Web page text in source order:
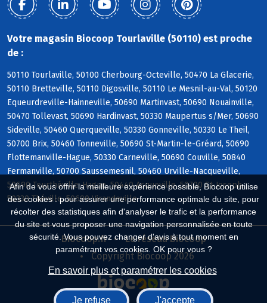
Afin de vous offrir la meilleure expérience possible, Biocoop utilise
des cookies : pour assurer une performance optimale du site, pour
récolter des statistiques afin d'analyser le trafic et la performance
du site et vous proposer une navigation personnalisée en toute
sécurité. Vous pouvez changer d'avis à tout moment en
paramétrant vos cookies. OK pour vous ?
En savoir plus et paramétrer les cookies
Je refuse J'accepte
Votre magasin Biocoop Tourlaville (50110) est proche
de :
50110 Tourlaville, 50100 Cherbourg-Octeville, 50470 La Glacerie,
50110 Bretteville, 50110 Digosville, 50110 Le Mesnil-au-Val, 50120
Equeurdreville-Hainneville, 50690 Martinvast, 50690 Nouainville,
50470 Tollevast, 50690 Hardinvast, 50330 Maupertus s/Mer, 50690
Sideville, 50460 Querqueville, 50330 Gonneville, 50330 Le Theil,
50700 Brix, 50460 Tonneville, 50690 St-Martin-le-Gréard, 50690
Flottemanville-Hague, 50330 Carneville, 50690 Couville, 50840
Fermanville, 50700 Saussemesnil, 50460 Urville-Nacqueville,
50690 Teurthéville-Hague, 50440 Acqueville, 50700 St-Joseph,
50330 Théville, 50690 Virandeville
Biocoop.fr
Le réseau Biocoop
Copyright Biocoop 2026